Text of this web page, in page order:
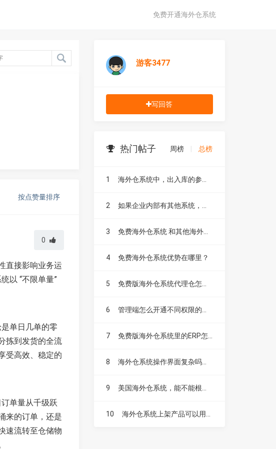
免费开通海外仓系统
按点赞量排序
0
直接影响业务运
以 “不限单量”
单日几单的零
拣到发货的全流
受高效、稳定的
单量从千级跃
来的订单，还是
速流转至仓储物
游客3477
写回答
热门帖子 周榜 总榜
1
2
3 免费海外仓系统 和其他海外仓系统有什么区别？
4 免费海外仓系统优势在哪里？
5
6
7
8 海外仓系统操作界面复杂吗？新手容易上手吗？
9
10